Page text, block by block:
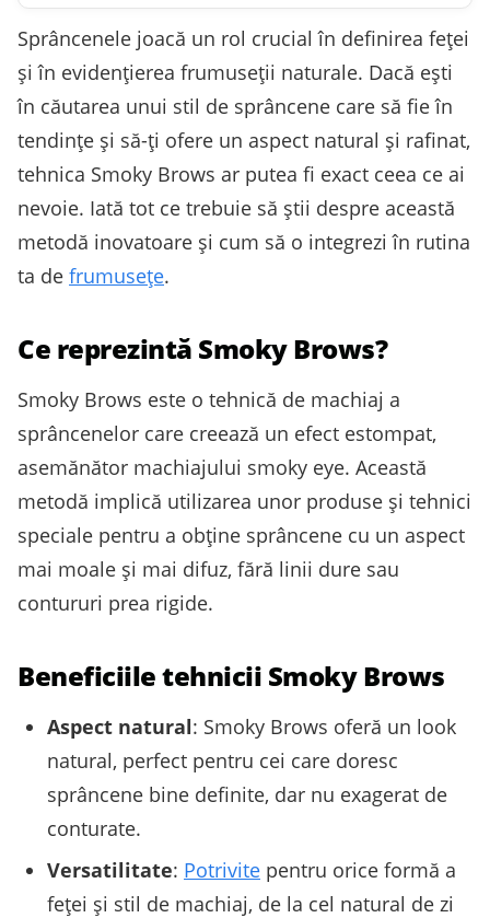
Sprâncenele joacă un rol crucial în definirea feței
și în evidențierea frumuseții naturale. Dacă ești
în căutarea unui stil de sprâncene care să fie în
tendințe și să-ți ofere un aspect natural și rafinat,
tehnica Smoky Brows ar putea fi exact ceea ce ai
nevoie. Iată tot ce trebuie să știi despre această
metodă inovatoare și cum să o integrezi în rutina
ta de frumusețe.
Ce reprezintă Smoky Brows?
Smoky Brows este o tehnică de machiaj a
sprâncenelor care creează un efect estompat,
asemănător machiajului smoky eye. Această
metodă implică utilizarea unor produse și tehnici
speciale pentru a obține sprâncene cu un aspect
mai moale și mai difuz, fără linii dure sau
contururi prea rigide.
Beneficiile tehnicii Smoky Brows
Aspect natural: Smoky Brows oferă un look
natural, perfect pentru cei care doresc
sprâncene bine definite, dar nu exagerat de
conturate.
Versatilitate: Potrivite pentru orice formă a
feței și stil de machiaj, de la cel natural de zi